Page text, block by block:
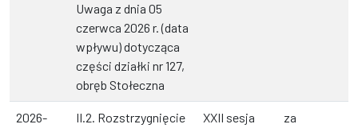
Uwaga z dnia 05
czerwca 2026 r. (data
wpływu) dotycząca
części działki nr 127,
obręb Stołeczna
2026-
II.2. Rozstrzygnięcie
XXII sesja
za